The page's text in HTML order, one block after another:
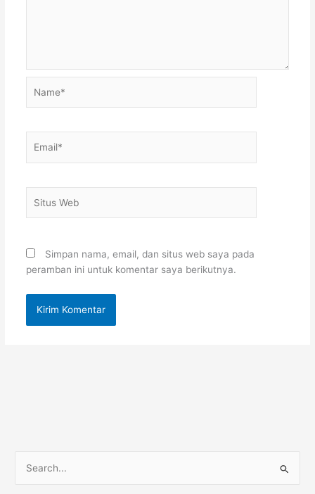
Web
Simpan nama, email, dan situs web saya pada
peramban ini untuk komentar saya berikutnya.